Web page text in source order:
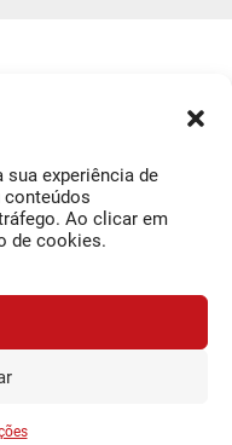
experiência de
conteúdos
Ao clicar em
de cookies.
da Bairrada
e Condições
Bairrada